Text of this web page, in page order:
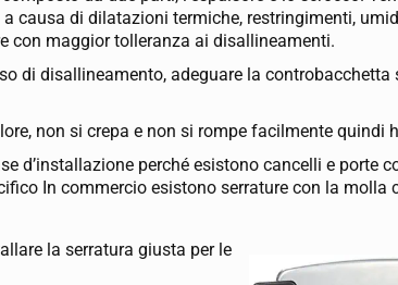
causa di dilatazioni termiche, restringimenti,
con maggior tolleranza ai disallineamenti.
di disallineamento, adeguare la controbacchetta
non si crepa e non si rompe facilmente quindi
d’installazione perché esistono cancelli e porte
In commercio esistono serrature con la molla
la serratura giusta per le